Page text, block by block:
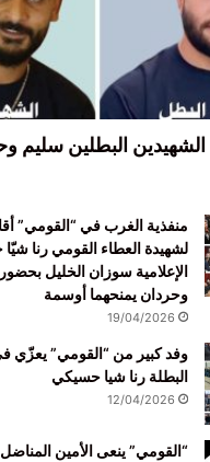
البطلين سليم
منفذية الغرب في “القومي”
لشهيدة العطاء القومي رنا
الإعلامية سوزان الخليل
وحردان يمنحهما أوسمة
19/04/2026
وفد كبير من “القومي” يعزّي
البطلة رنا شيا حسيكي
12/04/2026
“القومي” ينعى الأمين